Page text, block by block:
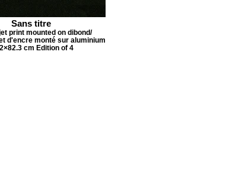
Sans titre
print mounted on dibond/
d'encre monté sur aluminium
cm Edition of 4